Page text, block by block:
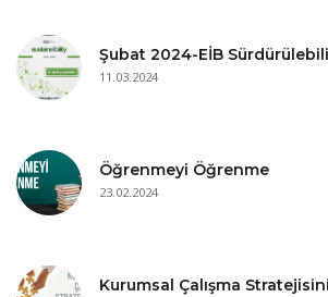
Şubat 2024-EİB
11.03.2024
Öğrenmeyi Öğrenme
23.02.2024
Kurumsal Çalışma